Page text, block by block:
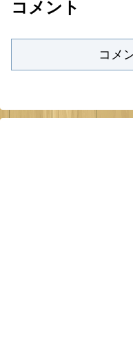
コメント
コメ